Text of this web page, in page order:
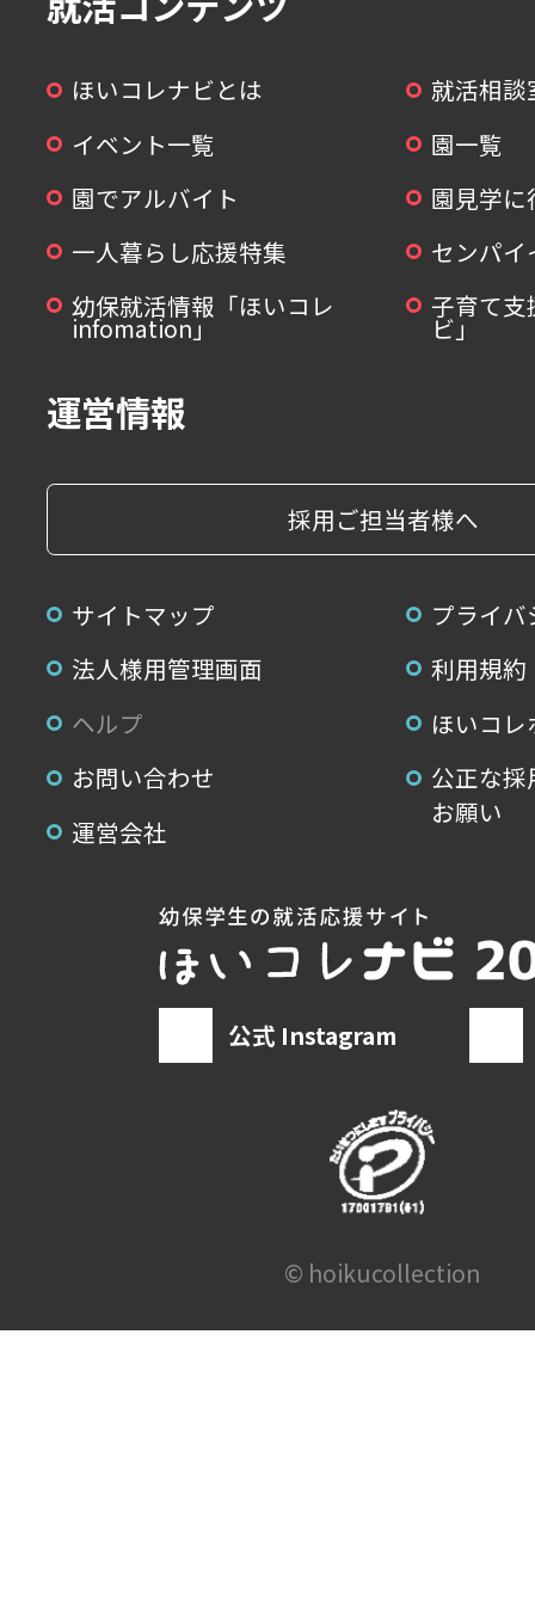
ほいコレナビとは
就活相談
イベント一覧
園一覧
園でアルバイト
園見学
一人暮らし応援特集
センパ
幼保就活情報「ほいコレ
infomation」
子育て支
ビ」
運営情報
採用ご担当者様へ
サイトマップ
プライ
法人様用管理画面
利用規約
ヘルプ
ほいコ
お問い合わせ
公正な
お願い
運営会社
公式 Instagram
© hoikucollection